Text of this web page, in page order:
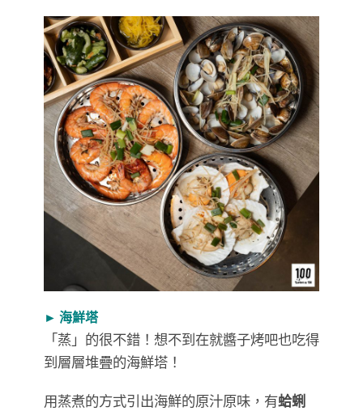
► 海鮮塔
「蒸」的很不錯！想不到在就醬子烤吧也吃得
到層層堆疊的海鮮塔！
用蒸煮的方式引出海鮮的原汁原味，有蛤蜊